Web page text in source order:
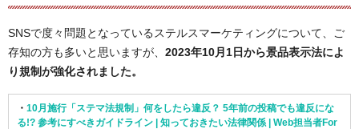
SNSで度々問題となっているステルスマーケティングについて、ご
存知の方も多いと思いますが、 2023年10月1日から景品表示法によ
り規制が強化されました。
・ 10月施行「ステマ法規制」何をしたら違反？ 5年前の投稿でも違反にな
る!? 参考にすべきガイドライン | 知っておきたい法律関係 | Web担当者For